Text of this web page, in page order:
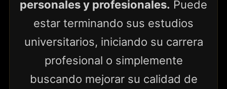
personales y profesionales. Puede
estar terminando sus estudios
universitarios, iniciando su carrera
profesional o simplemente
buscando mejorar su calidad de